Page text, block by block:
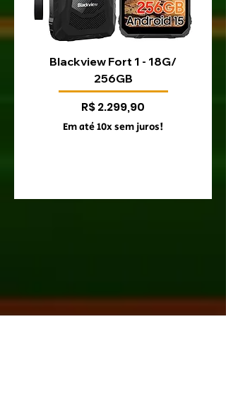
Blackview Fort 1 - 18G/
256GB
Preço
R$ 2.299,90
Em até 10x sem juros!